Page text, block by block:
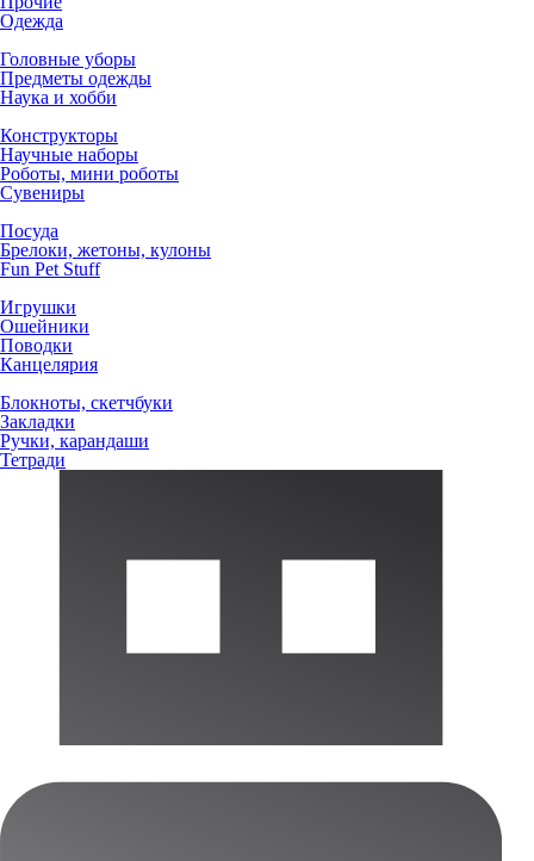
Одежда
Головные уборы
Предметы одежды
Наука и хобби
Конструкторы
Научные наборы
Роботы, мини роботы
Сувениры
Посуда
Брелоки, жетоны, кулоны
Fun Pet Stuff
Игрушки
Ошейники
Поводки
Канцелярия
Блокноты, скетчбуки
Закладки
Ручки, карандаши
Тетради